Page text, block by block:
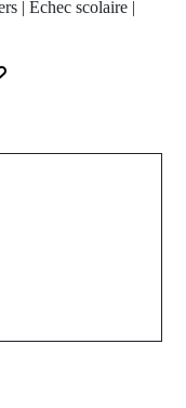
| Échec scolaire |